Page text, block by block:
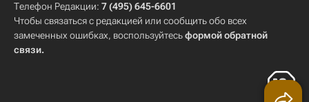
Телефон Редакции: 7 (495) 645-6601
Чтобы связаться с редакцией или сообщить обо всех
замеченных ошибках, воспользуйтесьформой обратной
связи.